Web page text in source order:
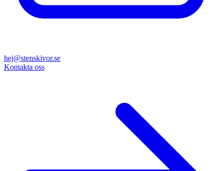
hej@stenskivor.se
Kontakta oss